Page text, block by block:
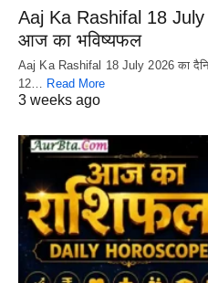
Aaj Ka Rashifal 18 July
आज का भविष्यफल
Aaj Ka Rashifal 18 July 2026 का
12… Read More
3 weeks ago